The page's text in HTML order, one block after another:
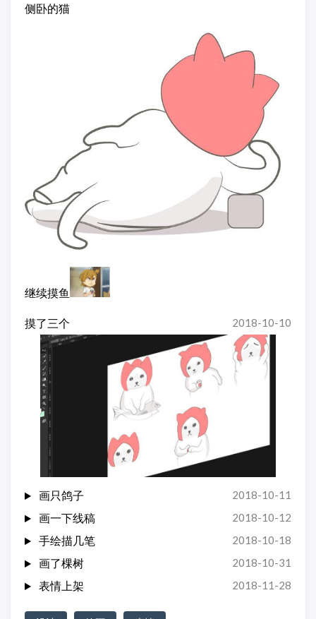
侧卧的猫
继续摸鱼
2018-10-10
摸了三个
画只鸽子 2018-10-11
画一下线稿 2018-10-12
手绘描几笔 2018-10-18
画了棵树 2018-10-31
表情上架 2018-11-28